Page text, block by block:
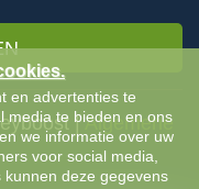
|Algemene
en advertenties te
media te bieden en ons
we informatie over uw
voor social media,
deze gegevens